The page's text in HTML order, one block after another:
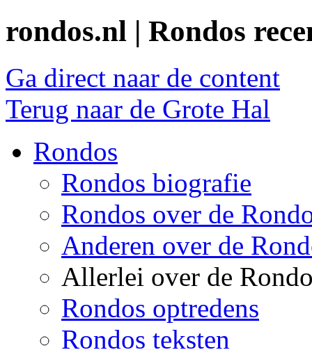
rondos.nl | Rondos
Ga direct naar de content
Terug naar de Grote Hal
Rondos
Rondos biografie
Rondos over de
Anderen over de
Allerlei over de
Rondos optredens
Rondos teksten